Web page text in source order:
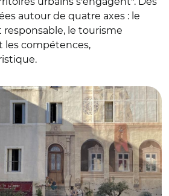
autour de quatre axes : le
le tourisme
les compétences,